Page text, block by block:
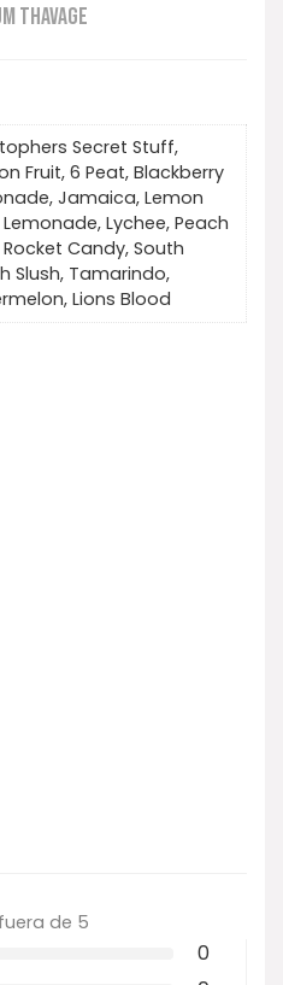
THAVAGE
Secret Stuff,
Fruit, 6 Peat, Blackberry
Jamaica, Lemon
Lemonade, Lychee, Peach
Candy, South
Slush, Tamarindo,
Lions Blood
fuera de 5
0